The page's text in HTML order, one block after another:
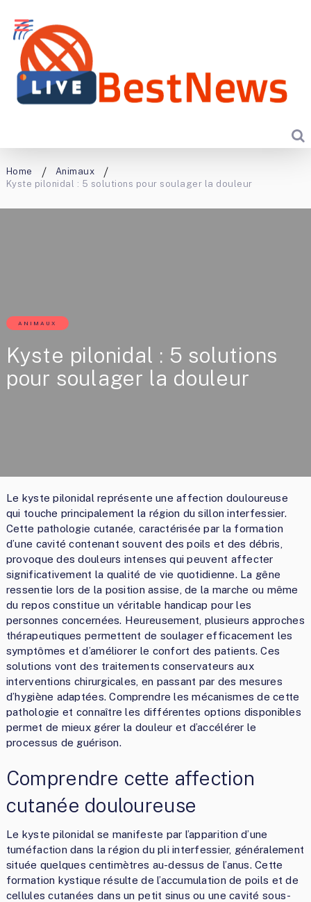
Home
Animaux
Kyste pilonidal : 5 solutions pour soulager la douleur
ANIMAUX
Kyste pilonidal : 5 solutions
pour soulager la douleur
Le kyste pilonidal représente une affection douloureuse
qui touche principalement la région du sillon interfessier.
Cette pathologie cutanée, caractérisée par la formation
d’une cavité contenant souvent des poils et des débris,
provoque des douleurs intenses qui peuvent affecter
significativement la qualité de vie quotidienne. La gêne
ressentie lors de la position assise, de la marche ou même
du repos constitue un véritable handicap pour les
personnes concernées. Heureusement, plusieurs approches
thérapeutiques permettent de soulager efficacement les
symptômes et d’améliorer le confort des patients. Ces
solutions vont des traitements conservateurs aux
interventions chirurgicales, en passant par des mesures
d’hygiène adaptées. Comprendre les mécanismes de cette
pathologie et connaître les différentes options disponibles
permet de mieux gérer la douleur et d’accélérer le
processus de guérison.
Comprendre cette affection
cutanée douloureuse
Le kyste pilonidal se manifeste par l’apparition d’une
tuméfaction dans la région du pli interfessier, généralement
située quelques centimètres au-dessus de l’anus. Cette
formation kystique résulte de l’accumulation de poils et de
cellules cutanées dans un petit sinus ou une cavité sous-